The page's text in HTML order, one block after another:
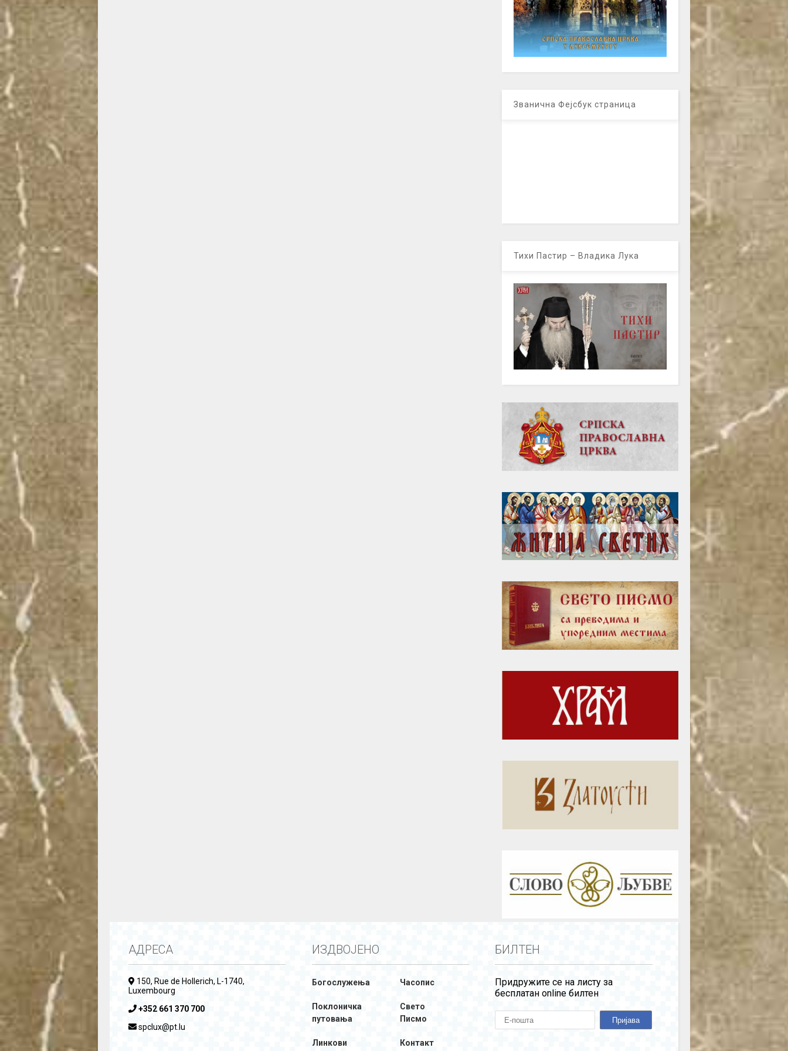
Званична Фејсбук страница
Тихи Пастир – Владика Лука
АДРЕСА
150, Rue de Hollerich, L-1740,
Luxembourg
+352 661 370 700
spclux@pt.lu
ИЗДВОЈЕНО
Богослужења Часопис
Поклоничка
путовања
Свето
Писмо
Линкови Контакт
БИЛТЕН
Придружите се на листу за
бесплатан online билтен